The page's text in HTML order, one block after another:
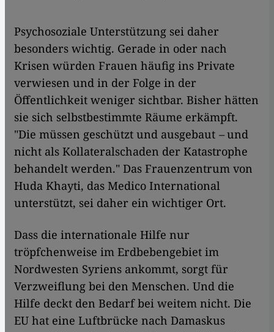
Psychosoziale Unterstützung sei daher
besonders wichtig. Gerade in oder nach
Krisen würden Frauen häufig ins Private
verwiesen und in der Folge in der
Öffentlichkeit weniger sichtbar. Bisher hätten
sie sich selbstbestimmte Räume erkämpft.
"Die müssen geschützt und ausgebaut –und
nicht als Kollateralschaden der Katastrophe
behandelt werden." Das Frauenzentrum von
Huda Khayti, das Medico International
unterstützt, sei daher ein wichtiger Ort.
Dass die internationale Hilfe nur
tröpfchenweise im Erdbebengebiet im
Nordwesten Syriens ankommt, sorgt für
Verzweiflung bei den Menschen. Und die
Hilfe deckt den Bedarf bei weitem nicht. Die
EU hat eine Luftbrücke nach Damaskus